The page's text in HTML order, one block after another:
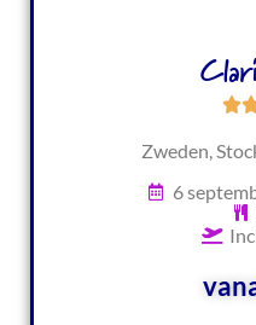
Zweden,
6